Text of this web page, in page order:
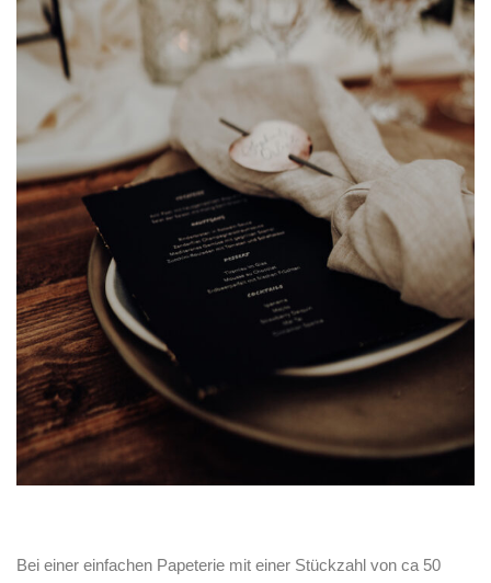
Bei einer einfachen Papeterie mit einer Stückzahl von ca 50